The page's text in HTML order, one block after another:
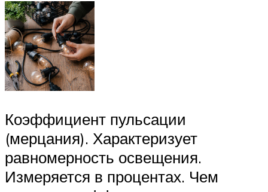
Коэффициент пульсации
(мерцания). Характеризует
равномерность освещения.
Измеряется в процентах. Чем